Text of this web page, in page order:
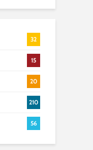
32
15
20
210
56